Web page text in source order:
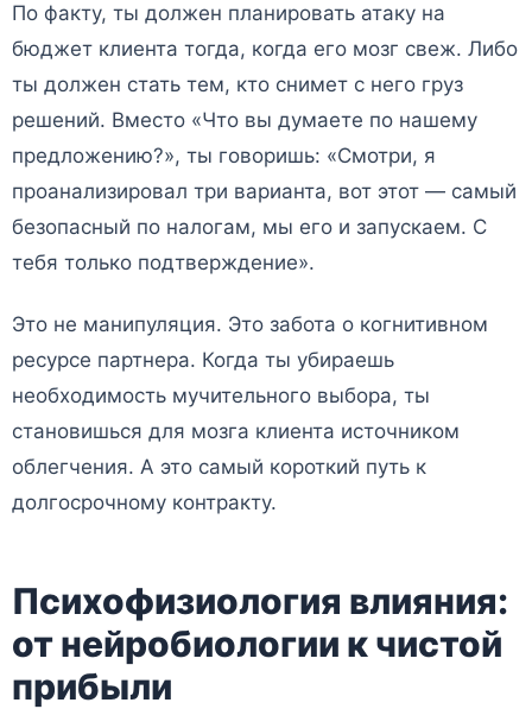
По факту, ты должен планировать атаку на
бюджет клиента тогда, когда его мозг свеж. Либо
ты должен стать тем, кто снимет с него груз
решений. Вместо «Что вы думаете по нашему
предложению?», ты говоришь: «Смотри, я
проанализировал три варианта, вот этот — самый
безопасный по налогам, мы его и запускаем. С
тебя только подтверждение».
Это не манипуляция. Это забота о когнитивном
ресурсе партнера. Когда ты убираешь
необходимость мучительного выбора, ты
становишься для мозга клиента источником
облегчения. А это самый короткий путь к
долгосрочному контракту.
Психофизиология влияния:
от нейробиологии к чистой
прибыли